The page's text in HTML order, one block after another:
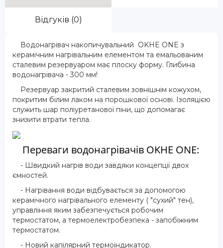
Відгуків (0)
Водонагрівач накопичувальний OKHE ONE з
керамічним нагрівальним елементом та емальованим
сталевим резервуаром має плоску форму. Глибина
водонагрівача - 300 мм!
Резервуар закритий сталевим зовнішнім кожухом,
покритим білим лаком на порошкової основі. Ізоляцією
служить шар поліуретанової піни, що допомагає
знизити втрати тепла.
Переваги водонагрівачів OKHE ONE:
- Швидкий нагрів води завдяки концепції двох
ємностей.
- Нагрівання води відбувається за допомогою
керамічного нагрівального елементу ( "сухий" тен),
управління яким забезпечується робочим
термостатом, а термоелектробезпека - запобіжним
термостатом.
- Новий капілярний термоіндикатор.